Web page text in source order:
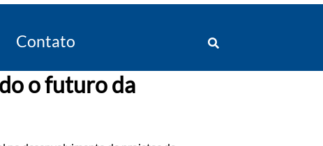
Contato
o futuro da